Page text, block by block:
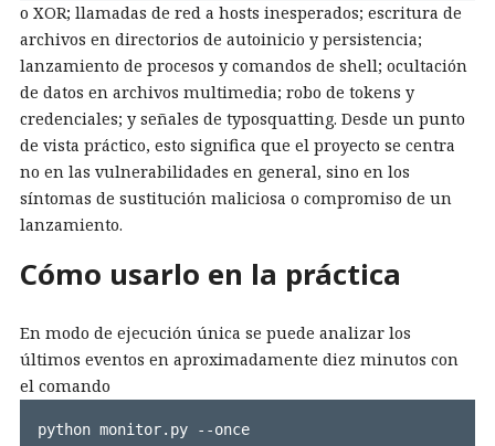
o XOR; llamadas de red a hosts inesperados; escritura de
archivos en directorios de autoinicio y persistencia;
lanzamiento de procesos y comandos de shell; ocultación
de datos en archivos multimedia; robo de tokens y
credenciales; y señales de typosquatting. Desde un punto
de vista práctico, esto significa que el proyecto se centra
no en las vulnerabilidades en general, sino en los
síntomas de sustitución maliciosa o compromiso de un
lanzamiento.
Cómo usarlo en la práctica
En modo de ejecución única se puede analizar los
últimos eventos en aproximadamente diez minutos con
el comando
python monitor.py --once